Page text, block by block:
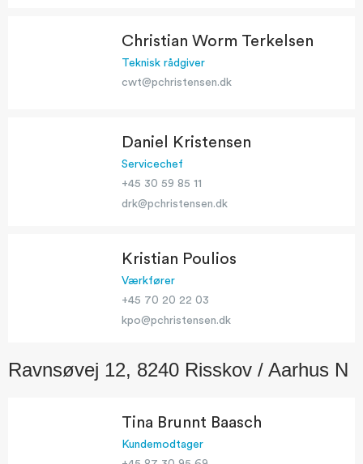
Christian Worm Terkelsen
Teknisk rådgiver
cwt@pchristensen.dk
Daniel Kristensen
Servicechef
+45 30 59 85 11
drk@pchristensen.dk
Kristian Poulios
Værkfører
+45 70 20 22 03
kpo@pchristensen.dk
Ravnsøvej 12, 8240 Risskov / Aarhus N
Tina Brunnt Baasch
Kundemodtager